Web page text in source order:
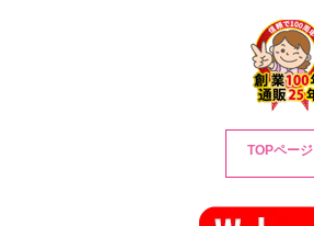
TOPページ